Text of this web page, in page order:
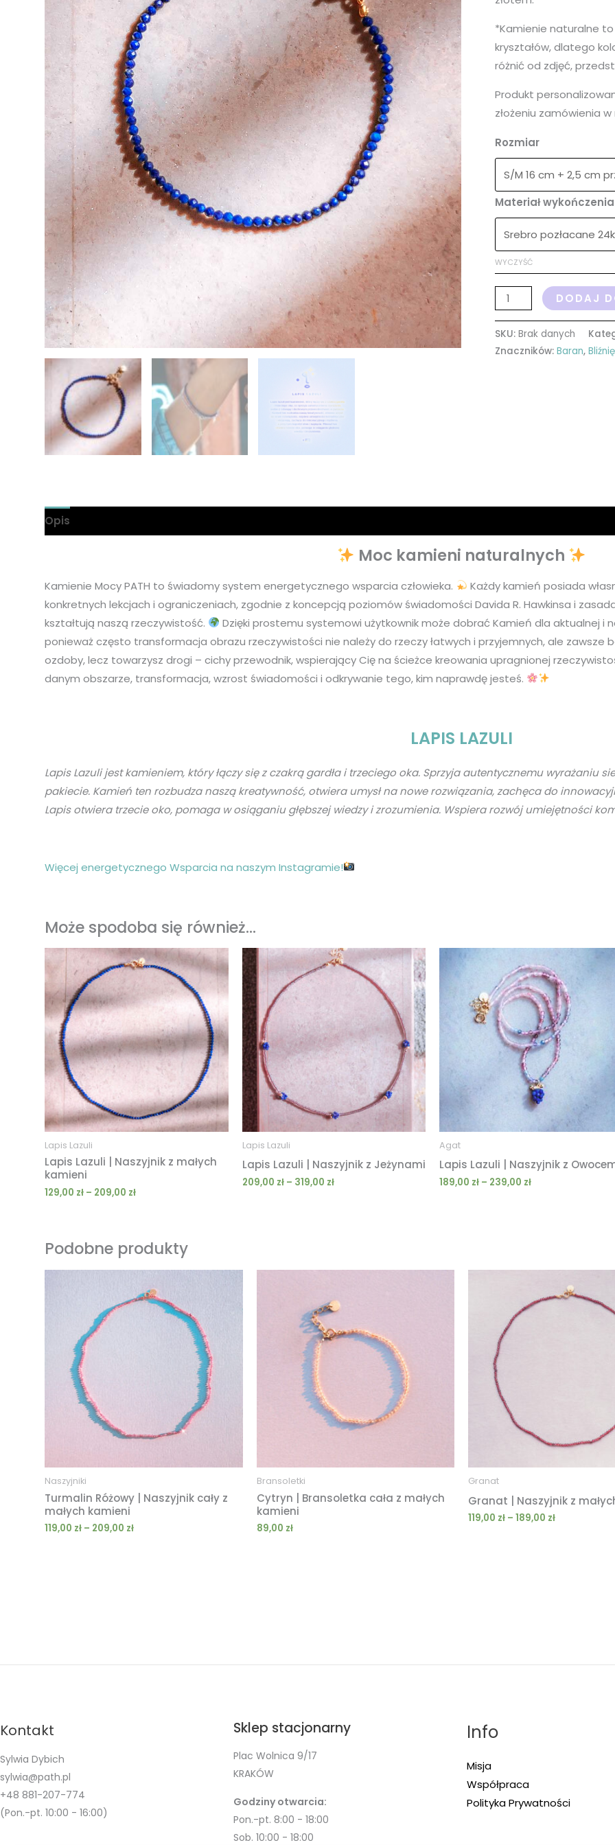
*Kamienie naturalne
kryształów, dlatego
różnić od zdjęć,
Produkt
złożeniu zamówienia
Rozmiar
Materiał
WYCZYŚĆ
DODAJ
SKU: Brak danych
Znaczników: Baran,
Opis
Moc kamieni naturalnych
Kamienie Mocy PATH to świadomy system energetycznego wsparcia człowieka.
Każdy kamień posiada
konkretnych lekcjach i ograniczeniach, zgodnie z koncepcją poziomów świadomości Davida R. Hawkinsa i
kształtują naszą rzeczywistość.
Dzięki prostemu systemowi użytkownik może dobrać Kamień dla aktualnej i
ponieważ często transformacja obrazu rzeczywistości nie należy do rzeczy łatwych i przyjemnych, ale zawsze
ozdoby, lecz towarzysz drogi – cichy przewodnik, wspierający Cię na ścieżce kreowania upragnionej
danym obszarze, transformacja, wzrost świadomości i odkrywanie tego, kim naprawdę jesteś.
LAPIS LAZULI
Lapis Lazuli jest kamieniem, który łączy się z czakrą gardła i trzeciego oka. Sprzyja autentycznemu wyrażaniu
pakiecie. Kamień ten rozbudza naszą kreatywność, otwiera umysł na nowe rozwiązania, zachęca do
Lapis otwiera trzecie oko, pomaga w osiąganiu głębszej wiedzy i zrozumienia. Wspiera rozwój umiejętności
Więcej energetycznego Wsparcia na naszym Instagramie!
Może spodoba się również…
Lapis Lazuli
Lapis Lazuli | Naszyjnik z małych
kamieni
129,00 zł – 209,00 zł
Zakres
cen:
129,00 zł
do
209,00 zł
Lapis Lazuli
Lapis Lazuli | Naszyjnik z Jeżynami
209,00 zł – 319,00 zł
Zakres
cen:
209,00 zł
Agat
Lapis Lazuli | Naszyjnik z
189,00 zł – 239,00 zł
cen:
od
189,00 zł
do
239,00 zł
Podobne produkty
Naszyjniki
Turmalin Różowy | Naszyjnik cały z
małych kamieni
119,00 zł – 209,00 zł
cen:
od
119,00 zł
Bransoletki
Cytryn | Bransoletka cała z małych
kamieni
89,00 zł
Granat
Granat | Naszyjnik z
119,00 zł – 189,00 zł
cen:
od
Kontakt
Sylwia Dybich
sylwia@path.pl
+48 881-207-774
(Pon.-pt. 10:00 - 16:00)
Sklep stacjonarny
Plac Wolnica 9/17
KRAKÓW
Godziny otwarcia:
Pon.-pt. 8:00 - 18:00
Sob. 10:00 - 18:00
Info
Misja
Współpraca
Polityka Prywatności